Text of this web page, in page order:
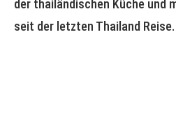
der thailändischen Küche und
seit der letzten Thailand Reise.